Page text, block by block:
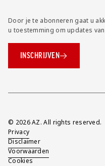
Door je te abonneren gaat u
u toestemming om updates
INSCHRIJVEN
Overig
© 2026 AZ. All rights reserved.
Privacy
Disclaimer
Voorwaarden
Cookies